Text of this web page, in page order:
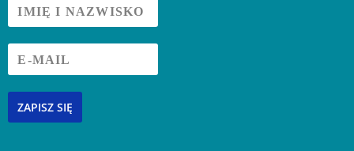
ZAPISZ SIĘ